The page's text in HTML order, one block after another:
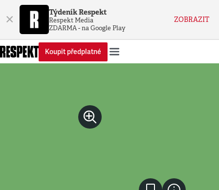
× Týdeník Respekt
Respekt Media
ZDARMA - na Google Play
ZOBRAZIT
Koupit předplatné